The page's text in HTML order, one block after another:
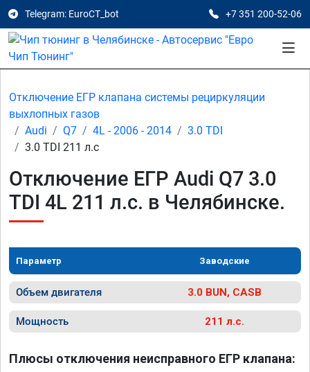
Telegram: EuroCT_bot +7 351 200-52-06
Отключение ЕГР клапана системы рециркуляции
выхлопных газов
Audi
Q7 4L - 2006 - 2014
3.0 TDI
3.0 TDI 211 л.с
Отключение ЕГР Audi Q7 3.0
TDI 4L 211 л.с. в Челябинске.
Параметр Заводские
Объем двигателя 3.0 BUN, CASB
Мощность 211 л.с.
Плюсы отключения неисправного ЕГР клапана: